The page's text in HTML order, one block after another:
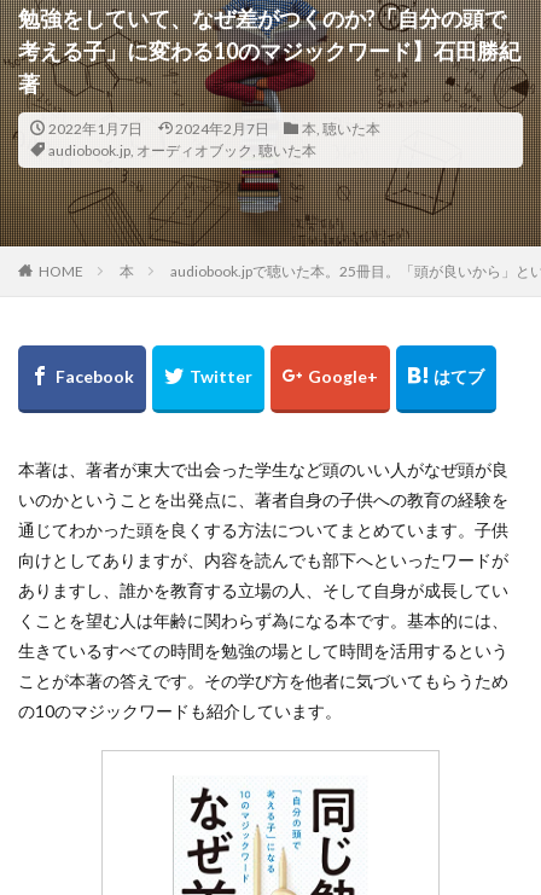
勉強をしていて、なぜ差がつくのか?「自分の頭で
考える子」に変わる10のマジックワード】石田勝紀
著
2022年1月7日 2024年2月7日 本, 聴いた本
audiobook.jp, オーディオブック, 聴いた本
HOME 本 audiobook.jpで聴いた本。25冊目。「頭が良いから」
本著は、著者が東大で出会った学生など頭のいい人がなぜ頭が良
いのかということを出発点に、著者自身の子供への教育の経験を
通じてわかった頭を良くする方法についてまとめています。子供
向けとしてありますが、内容を読んでも部下へといったワードが
ありますし、誰かを教育する立場の人、そして自身が成長してい
くことを望む人は年齢に関わらず為になる本です。基本的には、
生きているすべての時間を勉強の場として時間を活用するという
ことが本著の答えです。その学び方を他者に気づいてもらうため
の10のマジックワードも紹介しています。